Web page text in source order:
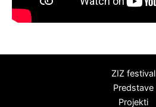
ZIZ festival
Predstave
Projekti